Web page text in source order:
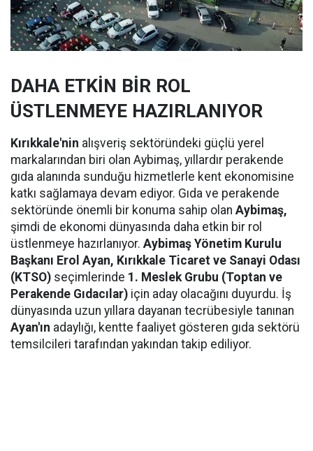
DAHA ETKİN BİR ROL
ÜSTLENMEYE HAZIRLANIYOR
Kırıkkale'nin alışveriş sektöründeki güçlü yerel
markalarından biri olan Aybimaş, yıllardır perakende
gıda alanında sunduğu hizmetlerle kent ekonomisine
katkı sağlamaya devam ediyor. Gıda ve perakende
sektöründe önemli bir konuma sahip olan Aybimaş,
şimdi de ekonomi dünyasında daha etkin bir rol
üstlenmeye hazırlanıyor. Aybimaş Yönetim Kurulu
Başkanı Erol Ayan, Kırıkkale Ticaret ve Sanayi Odası
(KTSO) seçimlerinde 1. Meslek Grubu (Toptan ve
Perakende Gıdacılar) için aday olacağını duyurdu. İş
dünyasında uzun yıllara dayanan tecrübesiyle tanınan
Ayan'ın adaylığı, kentte faaliyet gösteren gıda sektörü
temsilcileri tarafından yakından takip ediliyor.